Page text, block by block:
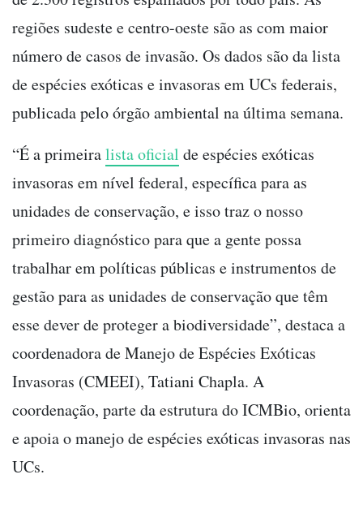
regiões sudeste e centro-oeste são as com maior
número de casos de invasão. Os dados são da lista
de espécies exóticas e invasoras em UCs federais,
publicada pelo órgão ambiental na última semana.
“É a primeiralista oficial de espécies exóticas
invasoras em nível federal, específica para as
unidades de conservação, e isso traz o nosso
primeiro diagnóstico para que a gente possa
trabalhar em políticas públicas e instrumentos de
gestão para as unidades de conservação que têm
esse dever de proteger a biodiversidade”, destaca a
coordenadora de Manejo de Espécies Exóticas
Invasoras (CMEEI), Tatiani Chapla. A
coordenação, parte da estrutura do ICMBio, orienta
e apoia o manejo de espécies exóticas invasoras nas
UCs.